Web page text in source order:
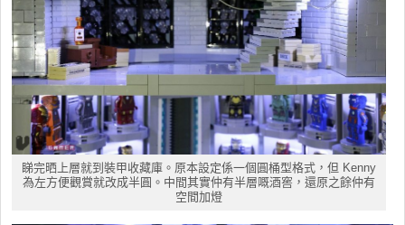
睇完晒上層就到裝甲收藏庫。原本設定係一個圓桶型格式，但 Kenny
為左方便觀賞就改成半圓。中間其實仲有半層嘅酒窖，還原之餘仲有
空間加燈